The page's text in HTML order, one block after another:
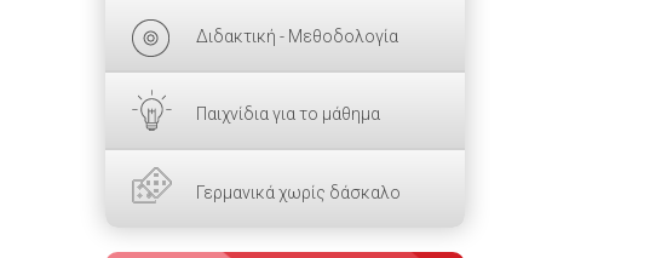
Διδακτική - Μεθοδολογία
Παιχνίδια για το μάθημα
Γερμανικά χωρίς δάσκαλο